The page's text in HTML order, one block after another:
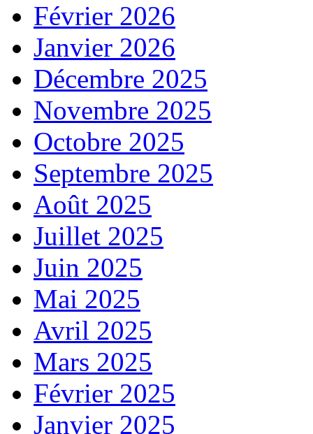
Février 2026
Janvier 2026
Décembre 2025
Novembre 2025
Octobre 2025
Septembre 2025
Août 2025
Juillet 2025
Juin 2025
Mai 2025
Avril 2025
Mars 2025
Février 2025
Janvier 2025